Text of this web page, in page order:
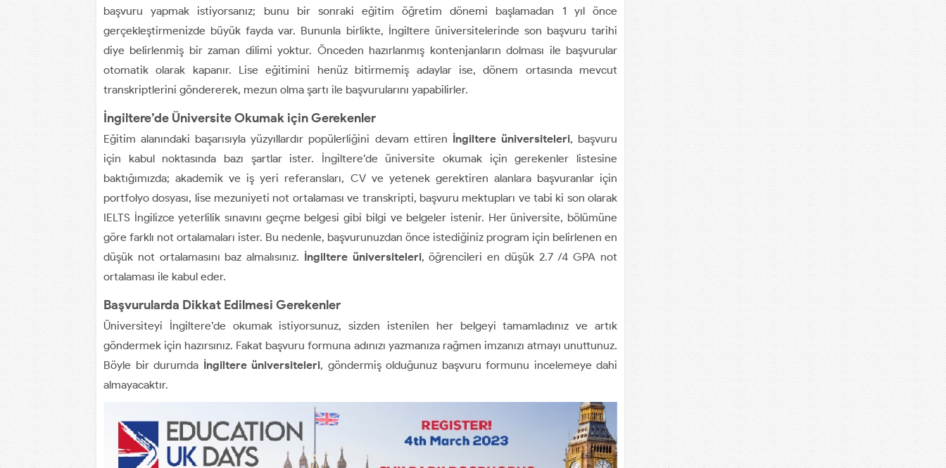
başvuru yapmak istiyorsanız; bunu bir sonraki eğitim öğretim dönemi başlamadan 1 yıl önce
gerçekleştirmenizde büyük fayda var. Bununla birlikte, İngiltere üniversitelerinde son başvuru tarihi
diye belirlenmiş bir zaman dilimi yoktur. Önceden hazırlanmış kontenjanların dolması ile başvurular
otomatik olarak kapanır. Lise eğitimini henüz bitirmemiş adaylar ise, dönem ortasında mevcut
transkriptlerini göndererek, mezun olma şartı ile başvurularını yapabilirler.
İngiltere’de Üniversite Okumak için Gerekenler
Eğitim alanındaki başarısıyla yüzyıllardır popülerliğini devam ettiren İngiltere üniversiteleri, başvuru
için kabul noktasında bazı şartlar ister. İngiltere’de üniversite okumak için gerekenler listesine
baktığımızda; akademik ve iş yeri referansları, CV ve yetenek gerektiren alanlara başvuranlar için
portfolyo dosyası, lise mezuniyeti not ortalaması ve transkripti, başvuru mektupları ve tabi ki son olarak
IELTS İngilizce yeterlilik sınavını geçme belgesi gibi bilgi ve belgeler istenir. Her üniversite, bölümüne
göre farklı not ortalamaları ister. Bu nedenle, başvurunuzdan önce istediğiniz program için belirlenen en
düşük not ortalamasını baz almalısınız. İngiltere üniversiteleri, öğrencileri en düşük 2.7 /4 GPA not
ortalaması ile kabul eder.
Başvurularda Dikkat Edilmesi Gerekenler
Üniversiteyi İngiltere’de okumak istiyorsunuz, sizden istenilen her belgeyi tamamladınız ve artık
göndermek için hazırsınız. Fakat başvuru formuna adınızı yazmanıza rağmen imzanızı atmayı unuttunuz.
Böyle bir durumda İngiltere üniversiteleri, göndermiş olduğunuz başvuru formunu incelemeye dahi
almayacaktır.